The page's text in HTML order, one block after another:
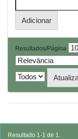
Resultados/Página
Resultado 1-1 de 1.